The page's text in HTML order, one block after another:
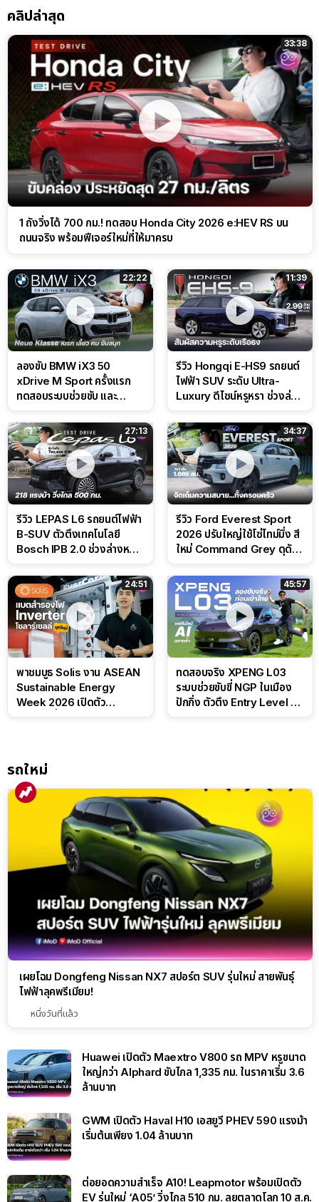
คลิปล่าสุด
33:38
1 ถังวิ่งได้ 700 กม.! ทดสอบ Honda City 2026 e:HEV RS บน
ถนนจริง พร้อมฟีเจอร์ใหม่ที่ให้มาครบ
22:22
ลองขับ BMW iX3 50
xDrive M Sport ครั้งแรก
ทดสอบระบบช่วยขับ และ
สนาม
11:39
รีวิว Hongqi E-HS9 รถยนต์
ไฟฟ้า SUV ระดับ Ultra-
Luxury ดีไซน์หรูหรา ช่วงล่าง
27:13
รีวิว LEPAS L6 รถยนต์ไฟฟ้า
B-SUV ตัวตึงเทคโนโลยี
Bosch IPB 2.0 ช่วงล่างหนึบ
34:37
รีวิว Ford Everest Sport
2026 ปรับใหญ่ใช้โซ่ไทม์มิ่ง สี
ใหม่ Command Grey ดุดัน
24:51
พาชมบูธ Solis งาน ASEAN
Sustainable Energy
Week 2026 เปิดตัว
45:57
ทดสอบจริง XPENG L03
ระบบช่วยขับขี่ NGP ในเมือง
ปักกิ่ง ตัวตึง Entry Level ที่
รถใหม่
เผยโฉม Dongfeng Nissan NX7 สปอร์ต SUV รุ่นใหม่ สายพันธุ์
ไฟฟ้าลุคพรีเมียม!
หนึ่งวันที่แล้ว
Huawei เปิดตัว Maextro V800 รถ MPV หรูขนาด
ใหญ่กว่า Alphard ขับไกล 1,335 กม. ในราคาเริ่ม 3.6
ล้านบาท
GWM เปิดตัว Haval H10 เอสยูวี PHEV 590 แรงม้า
เริ่มต้นเพียง 1.04 ล้านบาท
ต่อยอดความสำเร็จ A10! Leapmotor พร้อมเปิดตัว
EV รุ่นใหม่ ‘A05’ วิ่งไกล 510 กม. ลุยตลาดโลก 10 ส.ค.